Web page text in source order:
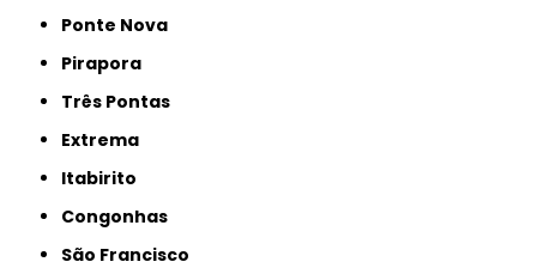
Ponte Nova
Pirapora
Três Pontas
Extrema
Itabirito
Congonhas
São Francisco